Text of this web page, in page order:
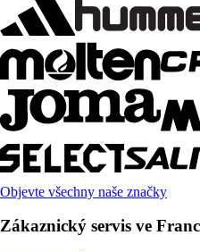
Objevte všechny naše značky
Zákaznický servis ve